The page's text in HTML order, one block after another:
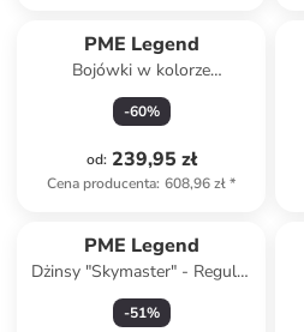
PME Legend
Bojówki w kolorze
granatowym
-60%
od: 239,95 zł
Cena producenta: 608,96 zł*
PME Legend
Dżinsy "Skymaster" - Regular
fit - w kolorze antracytowym
-51%